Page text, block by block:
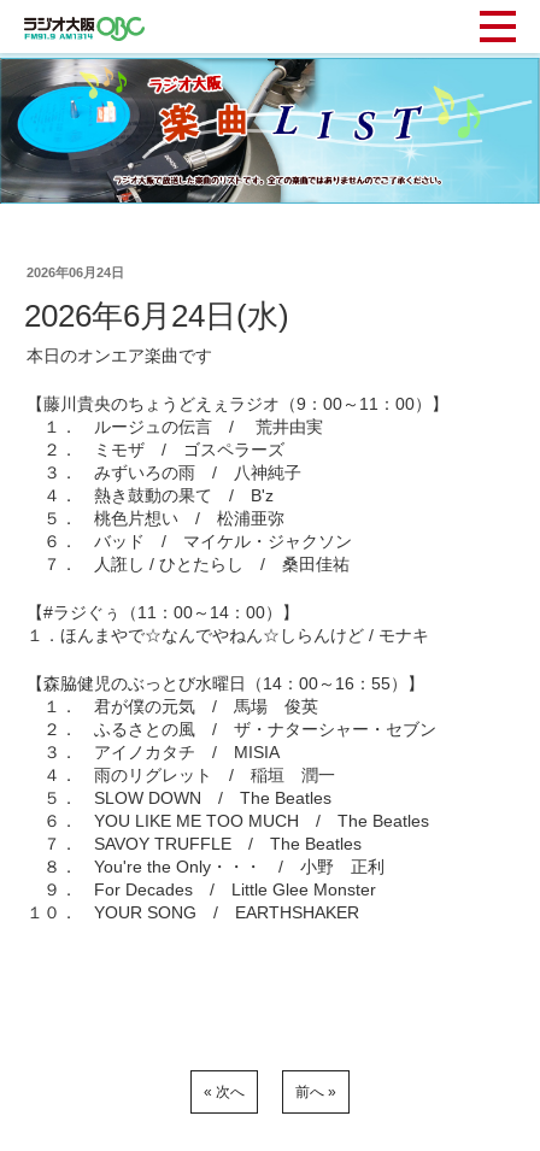
2026年06月24日
2026年6月24日(水)
本日のオンエア楽曲です
【藤川貴央のちょうどえぇラジオ（9：00～11：00）】
１． ルージュの伝言 / 荒井由実
２． ミモザ / ゴスペラーズ
３． みずいろの雨 / 八神純子
４． 熱き鼓動の果て / B'z
５． 桃色片想い / 松浦亜弥
６． バッド / マイケル・ジャクソン
７． 人誑し / ひとたらし / 桑田佳祐
【#ラジぐぅ（11：00～14：00）】
１．ほんまやで☆なんでやねん☆しらんけど / モナキ
【森脇健児のぶっとび水曜日（14：00～16：55）】
１． 君が僕の元気 / 馬場 俊英
２． ふるさとの風 / ザ・ナターシャー・セブン
３． アイノカタチ / MISIA
４． 雨のリグレット / 稲垣 潤一
５． SLOW DOWN / The Beatles
６． YOU LIKE ME TOO MUCH / The Beatles
７． SAVOY TRUFFLE / The Beatles
８． You're the Only・・・ / 小野 正利
９． For Decades / Little Glee Monster
１０． YOUR SONG / EARTHSHAKER
« 次へ 前へ »